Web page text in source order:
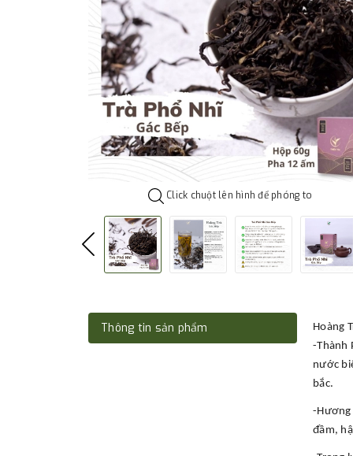
Click chuột lên hình để phóng to
Thông tin sản phẩm
Hoàng
-Thành
nước
bắc.
-Hương
đầm,